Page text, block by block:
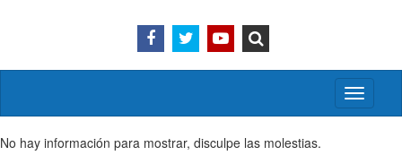
Activar/
menú
No hay información para mostrar, disculpe las molestias.